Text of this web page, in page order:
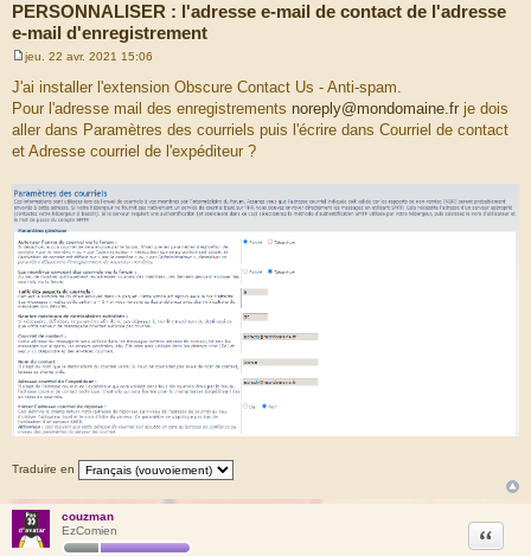
PERSONNALISER : l'adresse e-mail de contact de l'adresse
e-mail d'enregistrement
M
e
s
s
a
g
e
jeu. 22 avr. 2021 15:06
J'ai installer l'extension Obscure Contact Us - Anti-spam.
Pour l'adresse mail des enregistrements noreply@mondomaine.fr je dois
aller dans Paramètres des courriels puis l'écrire dans Courriel de contact
et Adresse courriel de l'expéditeur ?
Traduire en
couzman
EzComien
Citation